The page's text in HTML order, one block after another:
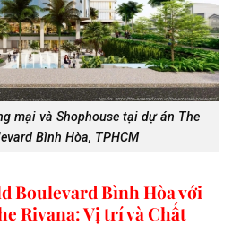
mại và Shophouse tại dự án The
Bình Hòa, TPHCM
Boulevard Bình Hòa với
Rivana: Vị trí và Chất